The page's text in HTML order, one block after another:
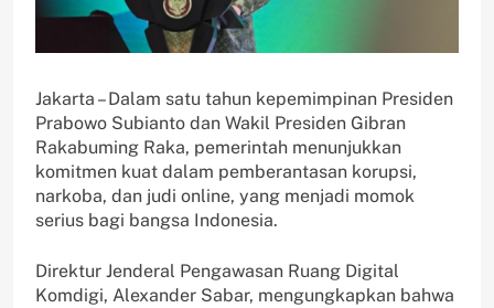
Jakarta – Dalam satu tahun kepemimpinan Presiden
Prabowo Subianto dan Wakil Presiden Gibran
Rakabuming Raka, pemerintah menunjukkan
komitmen kuat dalam pemberantasan korupsi,
narkoba, dan judi online, yang menjadi momok
serius bagi bangsa Indonesia.
Direktur Jenderal Pengawasan Ruang Digital
Komdigi, Alexander Sabar, mengungkapkan bahwa